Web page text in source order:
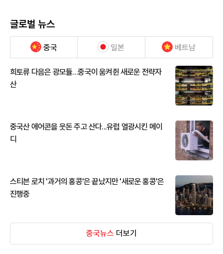
글로벌 뉴스
중국 일본 베트남
희토류 다음은 광모듈…중국이 움켜쥔 새로운 전략자
산
중국산 에어콘을 웃돈 주고 산다...유럽 열광시킨 메이
디
스티븐 로치 '과거의 홍콩'은 끝났지만 '새로운 홍콩'은
진행중
중국뉴스 더보기